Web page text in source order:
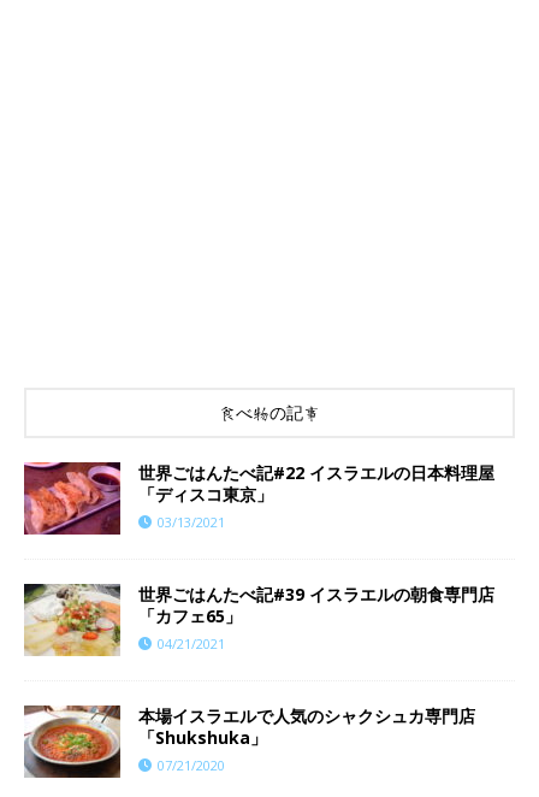
食べ物の記事
世界ごはんたべ記#22 イスラエルの日本料理屋
「ディスコ東京」
03/13/2021
世界ごはんたべ記#39 イスラエルの朝食専門店
「カフェ65」
04/21/2021
本場イスラエルで人気のシャクシュカ専門店
「Shukshuka」
07/21/2020